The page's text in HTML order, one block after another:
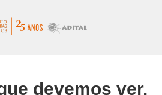
devemos ver.